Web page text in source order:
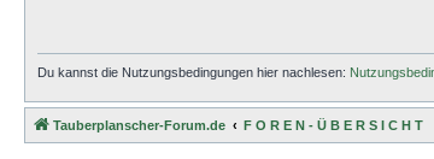
Du kannst die Nutzungsbedingungen hier nachlesen:
Tauberplanscher-Forum.de F O R E N - Ü B E R S I C H T